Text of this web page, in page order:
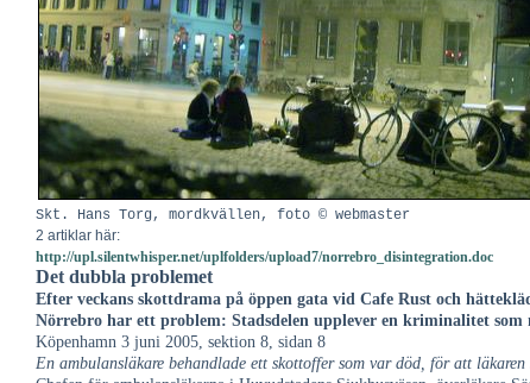
Skt. Hans Torg, mordkvällen, foto © webmaster
2 artiklar här:
http://upl.silentwhisper.net/uplfolders/upload7/norrebro_disintegration.doc
Det dubbla problemet
Efter veckans skottdrama på öppen gata vid Cafe Rust och
Nörrebro har ett problem: Stadsdelen upplever en kriminalitet som
Köpenhamn 3 juni 2005, sektion 8, sidan 8
En ambulansläkare behandlade ett skottoffer som var död, för att